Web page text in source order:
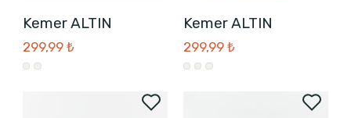
Kemer ALTIN
299,99 ₺
Kemer ALTIN
299,99 ₺